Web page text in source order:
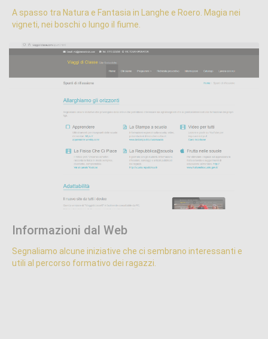
A spasso tra Natura e Fantasia in Langhe e Roero. Magia nei
vigneti, nei boschi o lungo il fiume.
Informazioni dal Web
Segnaliamo alcune iniziative che ci sembrano interessanti e
utili al percorso formativo dei ragazzi.